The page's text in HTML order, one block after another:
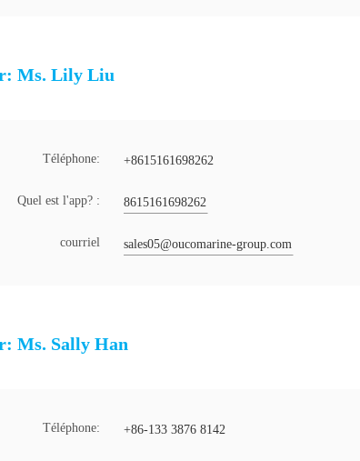
Ms. Lily Liu
Téléphone: +8615161698262
Quel est l'app? : 8615161698262
courriel sales05@oucomarine-group.com
Ms. Sally Han
Téléphone: +86-133 3876 8142